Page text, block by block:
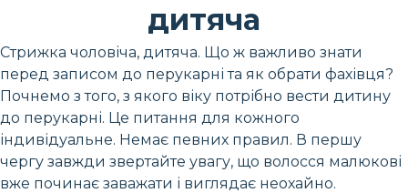
дитяча
Стрижка чоловіча, дитяча. Що ж важливо знати
перед записом до перукарні та як обрати фахівця?
Почнемо з того, з якого віку потрібно вести дитину
до перукарні. Це питання для кожного
індивідуальне. Немає певних правил. В першу
чергу завжди звертайте увагу, що волосся малюкові
вже починає заважати і виглядає неохайно.